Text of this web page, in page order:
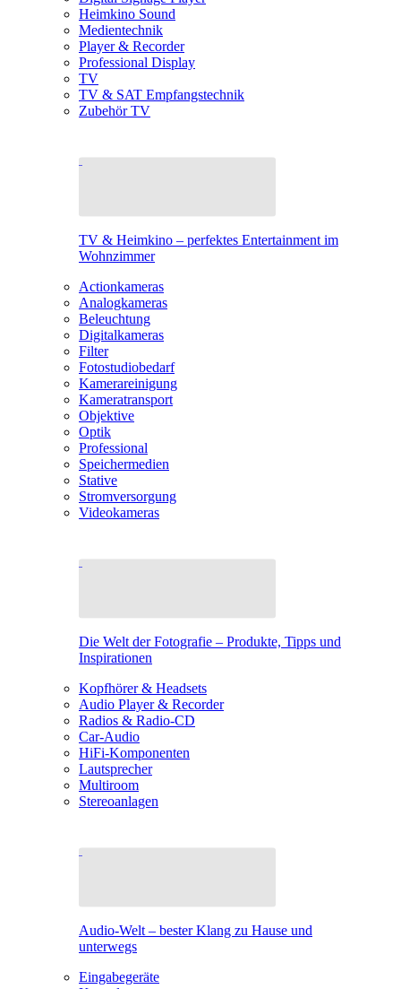
Heimkino Sound
Medientechnik
Player & Recorder
Professional Display
TV
TV & SAT Empfangstechnik
Zubehör TV
TV & Heimkino – perfektes Entertainment im
Wohnzimmer
Actionkameras
Analogkameras
Beleuchtung
Digitalkameras
Filter
Fotostudiobedarf
Kamerareinigung
Kameratransport
Objektive
Optik
Professional
Speichermedien
Stative
Stromversorgung
Videokameras
Die Welt der Fotografie – Produkte, Tipps und
Inspirationen
Kopfhörer & Headsets
Audio Player & Recorder
Radios & Radio-CD
Car-Audio
HiFi-Komponenten
Lautsprecher
Multiroom
Stereoanlagen
Audio-Welt – bester Klang zu Hause und
unterwegs
Eingabegeräte